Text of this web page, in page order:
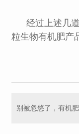
经过上述几
粒生物有机肥产